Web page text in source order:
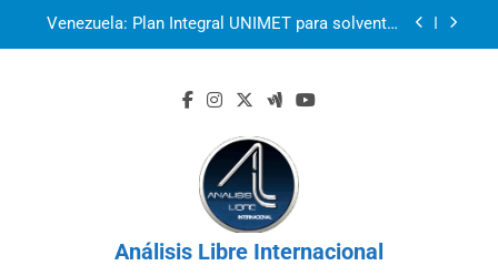
Venezuela: Plan Integral UNIMET para solventar
La prisión como herramienta de control:
Venezuela, Cuba y Nicaragua 2026
Venezuela: Plan Integral UNIMET para solventar
la crisis apocalíptica de La Guaira
Análisis Libre Internacional